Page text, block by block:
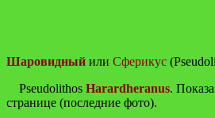
Шаровидный или Сферикус
Pseudolithos Harardheranus.
странице (последние фото).